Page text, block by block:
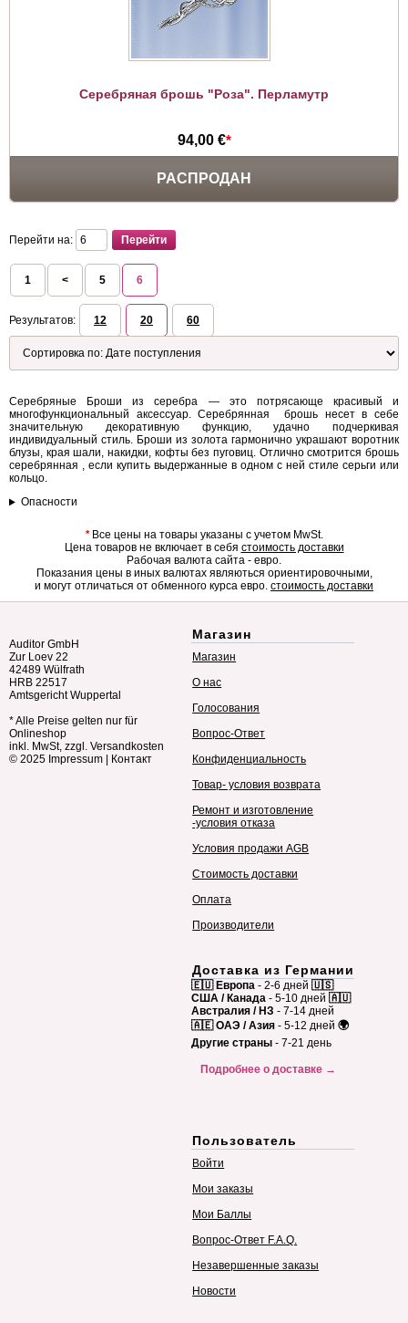
Серебряная брошь "Роза". Перламутр
94,00 €*
РАСПРОДАН
Перейти на:
1 < 5 6
Результатов: 12 20 60
Серебряные Броши из серебра — это потрясающе красивый и
многофункциональный аксессуар. Серебрянная брошь несет в себе
значительную декоративную функцию, удачно подчеркивая
индивидуальный стиль. Броши из золота гармонично украшают воротник
блузы, края шали, накидки, кофты без пуговиц. Отлично смотрится брошь
серебрянная , если купить выдержанные в одном с ней стиле серьги или
кольцо.
Опасности
*Все цены на товары указаны с учетом MwSt.
Цена товаров не включает в себя стоимость доставки
Рабочая валюта сайта - евро.
Показания цены в иных валютах являються ориентировочными,
и могут отличаться от обменного курса евро. стоимость доставки
Auditor GmbH
Zur Loev 22
42489 Wülfrath
HRB 22517
Amtsgericht Wuppertal
* Alle Preise gelten nur für
Onlineshop
inkl. MwSt, zzgl. Versandkosten
© 2025 Impressum Контакт
Магазин
Магазин
О нас
Голосования
Вопрос-Ответ
Конфиденциальность
Товар- условия возврата
Ремонт и изготовление
-условия отказа
Условия продажи AGB
Стоимость доставки
Оплата
Производители
Доставка из Германии
🇪🇺 Европа - 2-6 дней 🇺🇸
США / Канада - 5-10 дней 🇦🇺
Австралия / НЗ - 7-14 дней
🇦🇪 ОАЭ / Азия - 5-12 дней 🌍
Другие страны - 7-21 день
Подробнее о доставке →
Пользователь
Войти
Мои заказы
Мои Баллы
Вопрос-Ответ F.A.Q.
Незавершенные заказы
Новости